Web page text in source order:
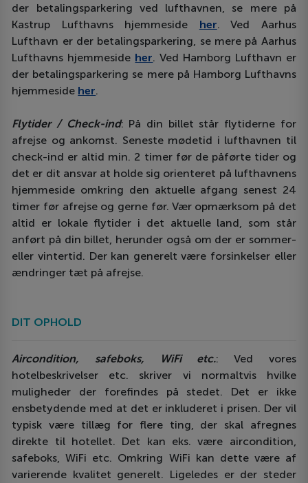
der betalingsparkering ved lufthavnen, se mere på
Kastrup Lufthavns hjemmeside her. Ved Aarhus
Lufthavn er der betalingsparkering, se mere på Aarhus
Lufthavns hjemmeside her. Ved Hamborg Lufthavn er
der betalingsparkering se mere på Hamborg Lufthavns
hjemmeside her.
Flytider / Check-ind: På din billet står flytiderne for
afrejse og ankomst. Seneste mødetid i lufthavnen til
check-ind er altid min. 2 timer før de påførte tider og
det er dit ansvar at holde sig orienteret på lufthavnens
hjemmeside omkring den aktuelle afgang senest 24
timer før afrejse og gerne før. Vær opmærksom på det
altid er lokale flytider i det aktuelle land, som står
anført på din billet, herunder også om der er sommer-
eller vintertid. Der kan generelt være forsinkelser eller
ændringer tæt på afrejse.
DIT OPHOLD
Aircondition, safeboks, WiFi etc.: Ved vores
hotelbeskrivelser etc. skriver vi normaltvis hvilke
muligheder der forefindes på stedet. Det er ikke
ensbetydende med at det er inkluderet i prisen. Der vil
typisk være tillæg for flere ting, der skal afregnes
direkte til hotellet. Det kan eks. være aircondition,
safeboks, WiFi etc. Omkring WiFi kan dette være af
varierende kvalitet generelt. Ligeledes er der steder